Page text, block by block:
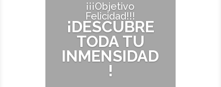
¡¡¡Objetivo
Felicidad!!!
¡DESCUBRE
TODA TU
INMENSIDAD
!